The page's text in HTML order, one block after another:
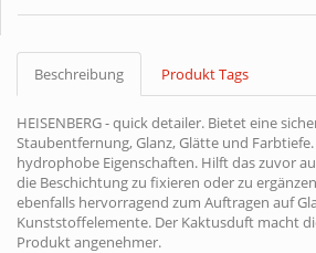
Beschreibung Produkt Tags
HEISENBERG - quick detailer. Bietet eine
Staubentfernung, Glanz, Glätte und
hydrophobe Eigenschaften. Hilft das zuvor
die Beschichtung zu fixieren oder zu
ebenfalls hervorragend zum Auftragen auf
Kunststoffelemente. Der Kaktusduft macht
Produkt angenehmer.